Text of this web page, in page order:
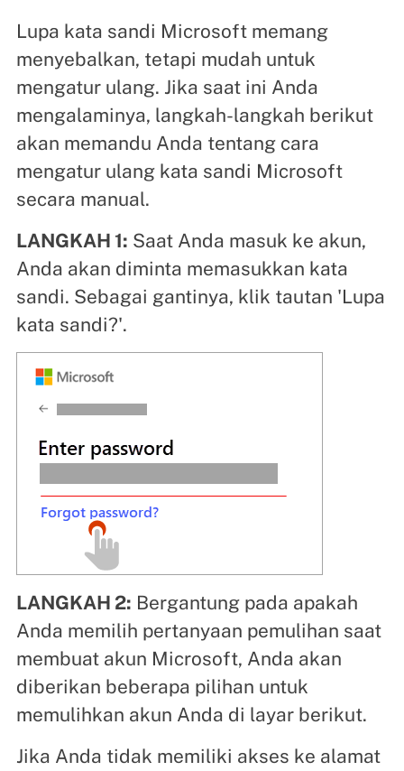
Lupa kata sandi Microsoft memang
menyebalkan, tetapi mudah untuk
mengatur ulang. Jika saat ini Anda
mengalaminya, langkah-langkah berikut
akan memandu Anda tentang cara
mengatur ulang kata sandi Microsoft
secara manual.
LANGKAH 1: Saat Anda masuk ke akun,
Anda akan diminta memasukkan kata
sandi. Sebagai gantinya, klik tautan 'Lupa
kata sandi?'.
LANGKAH 2: Bergantung pada apakah
Anda memilih pertanyaan pemulihan saat
membuat akun Microsoft, Anda akan
diberikan beberapa pilihan untuk
memulihkan akun Anda di layar berikut.
Jika Anda tidak memiliki akses ke alamat